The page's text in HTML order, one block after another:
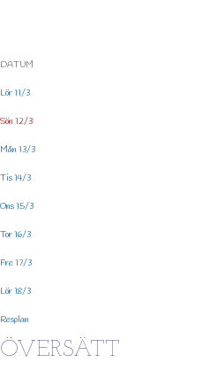
DATUM
Lör 11/3
Sön 12/3
Mån 13/3
Tis 14/3
Ons 15/3
Tor 16/3
Fre 17/3
Lör 18/3
Resplan
ÖVERSÄTT